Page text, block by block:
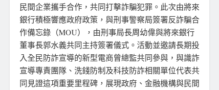
民間企業攜手合作，共同打擊詐騙犯罪。此次由將來
銀行積極響應政府政策，與刑事警察局簽署反詐騙合
作備忘錄（MOU），由刑事局長周幼偉與將來銀行
董事長郭水義共同主持簽署儀式。活動並邀請長期投
入全民防詐宣導的新型電商曾總監共同參與，與識詐
宣導專責團隊、洗錢防制及科技防詐相關單位代表共
同見證這項重要里程碑，展現政府、金融機構與民間